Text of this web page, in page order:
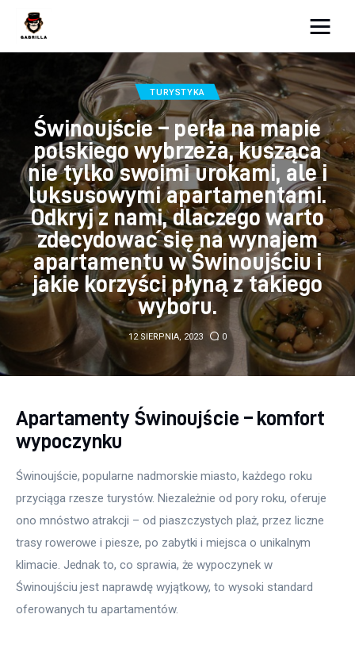
Lifestyle
Kunchnia i kulinaria
Zdrowie
Uroda
Więcej
TURYSTYKA
Świnoujście – perła na mapie
polskiego wybrzeża, kusząca
nie tylko swoimi urokami, ale i
luksusowymi apartamentami.
Odkryj z nami, dlaczego warto
zdecydować się na wynajem
apartamentu w Świnoujściu i
jakie korzyści płyną z takiego
wyboru.
12 SIERPNIA, 2023 0
Apartamenty Świnoujście – komfort
wypoczynku
Świnoujście, popularne nadmorskie miasto, każdego roku
przyciąga rzesze turystów. Niezależnie od pory roku, oferuje
ono mnóstwo atrakcji – od piaszczystych plaż, przez liczne
trasy rowerowe i piesze, po zabytki i miejsca o unikalnym
klimacie. Jednak to, co sprawia, że wypoczynek w
Świnoujściu jest naprawdę wyjątkowy, to wysoki standard
oferowanych tu apartamentów.